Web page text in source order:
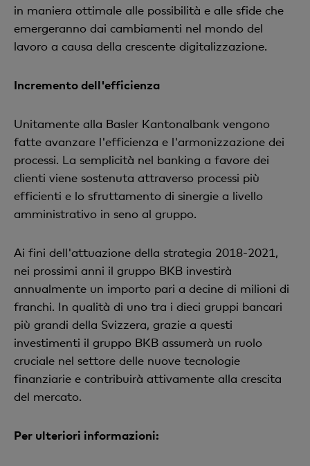
in maniera ottimale alle possibilità e alle sfide che
emergeranno dai cambiamenti nel mondo del
lavoro a causa della crescente digitalizzazione.
Incremento dell'efficienza
Unitamente alla Basler Kantonalbank vengono
fatte avanzare l'efficienza e l'armonizzazione dei
processi. La semplicità nel banking a favore dei
clienti viene sostenuta attraverso processi più
efficienti e lo sfruttamento di sinergie a livello
amministrativo in seno al gruppo.
Ai fini dell'attuazione della strategia 2018-2021,
nei prossimi anni il gruppo BKB investirà
annualmente un importo pari a decine di milioni di
franchi. In qualità di uno tra i dieci gruppi bancari
più grandi della Svizzera, grazie a questi
investimenti il gruppo BKB assumerà un ruolo
cruciale nel settore delle nuove tecnologie
finanziarie e contribuirà attivamente alla crescita
del mercato.
Per ulteriori informazioni: